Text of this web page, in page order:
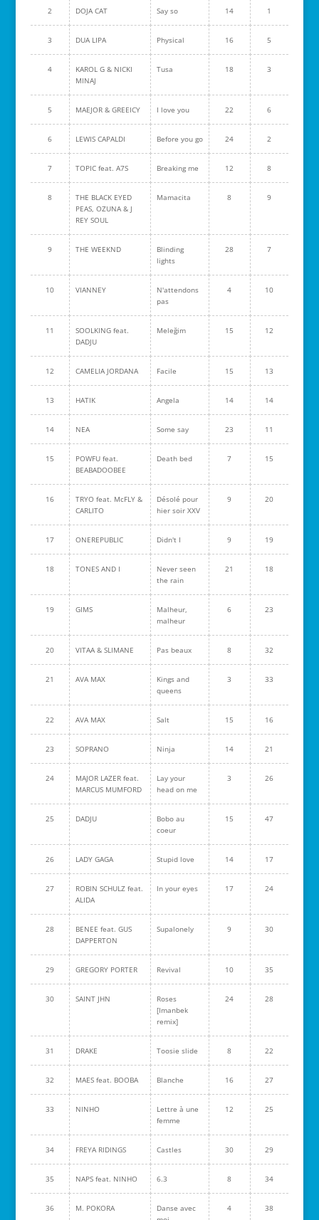
2 DOJA CAT Say so 14 1
3 DUA LIPA Physical 16 5
4
KAROL G & NICKI
MINAJ
Tusa 18 3
5 MAEJOR & GREEICY I love you 22 6
6 LEWIS CAPALDI Before you go 24 2
7 TOPIC feat. A7S Breaking me 12 8
8
THE BLACK EYED
PEAS, OZUNA & J
REY SOUL
Mamacita 8 9
9 THE WEEKND
Blinding
lights
28 7
10 VIANNEY
N'attendons
pas
4 10
11
SOOLKING feat.
DADJU
Meleğim 15 12
12 CAMELIA JORDANA Facile 15 13
13 HATIK Angela 14 14
14 NEA Some say 23 11
15
POWFU feat.
BEABADOOBEE
Death bed 7 15
16
TRYO feat. McFLY &
CARLITO
Désolé pour
hier soir XXV
9 20
17 ONEREPUBLIC Didn't I 9 19
18 TONES AND I
Never seen
the rain
21 18
19 GIMS
Malheur,
malheur
6 23
20 VITAA & SLIMANE Pas beaux 8 32
21 AVA MAX
Kings and
queens
3 33
22 AVA MAX Salt 15 16
23 SOPRANO Ninja 14 21
24
MAJOR LAZER feat.
MARCUS MUMFORD
Lay your
head on me
3 26
25 DADJU
Bobo au
coeur
15 47
26 LADY GAGA Stupid love 14 17
27
ROBIN SCHULZ feat.
ALIDA
In your eyes 17 24
28
BENEE feat. GUS
DAPPERTON
Supalonely 9 30
29 GREGORY PORTER Revival 10 35
30 SAINT JHN
Roses
[Imanbek
remix]
24 28
31 DRAKE Toosie slide 8 22
32 MAES feat. BOOBA Blanche 16 27
33 NINHO
Lettre à une
femme
12 25
34 FREYA RIDINGS Castles 30 29
35 NAPS feat. NINHO 6.3 8 34
36 M. POKORA
Danse avec
4 38